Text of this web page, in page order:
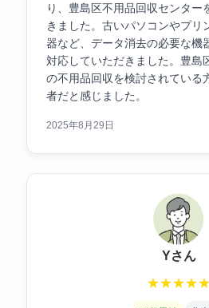
り、豊島区不用品回収センター
きました。古いパソコンやプリ
器など、データ消去の必要な機
対応していただきました。豊島
の不用品回収を検討されている
者だと感じました。
2025年8月29日
Yさん
★★★★★